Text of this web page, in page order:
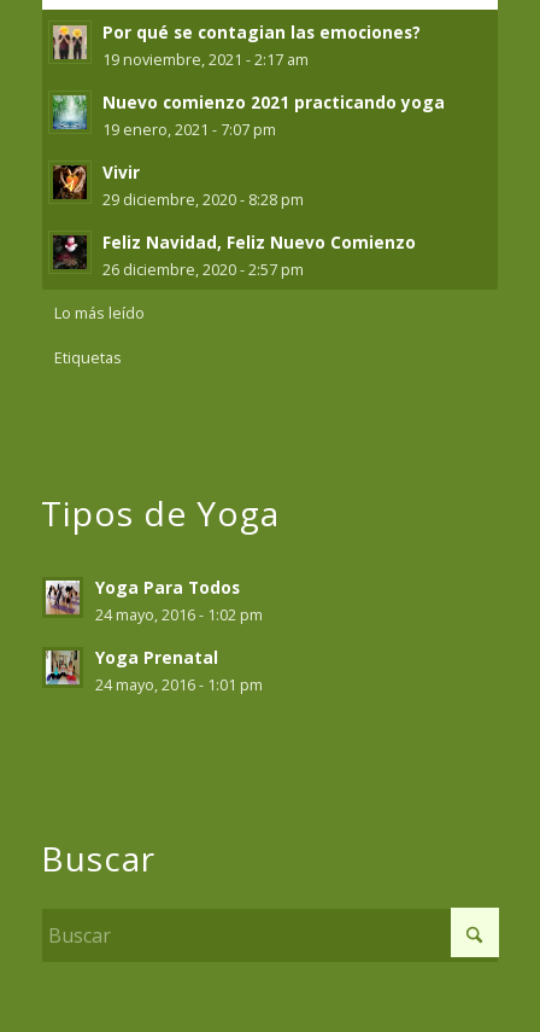
Por qué se contagian las emociones?
19 noviembre, 2021 - 2:17 am
Nuevo comienzo 2021 practicando yoga
19 enero, 2021 - 7:07 pm
Vivir
29 diciembre, 2020 - 8:28 pm
Feliz Navidad, Feliz Nuevo Comienzo
26 diciembre, 2020 - 2:57 pm
Lo más leído
Etiquetas
Tipos de Yoga
Yoga Para Todos
24 mayo, 2016 - 1:02 pm
Yoga Prenatal
24 mayo, 2016 - 1:01 pm
Buscar